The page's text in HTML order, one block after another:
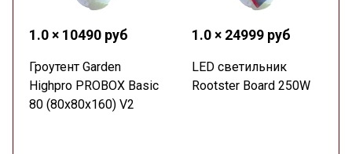
1.0 × 10490 руб
Гроутент Garden
Highpro PROBOX Basic
80 (80х80х160) V2
1.0 × 24999 руб
LED светильник
Rootster Board 250W